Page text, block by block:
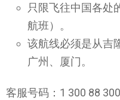
只限飞往中国各处
航班）。
该航线必须是从吉
广州、厦门。
客服号码：1 300 88